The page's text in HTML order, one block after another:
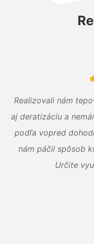
Realizovali nám
aj deratizáciu a
podľa vopred
nám páčil spôsob
Určite